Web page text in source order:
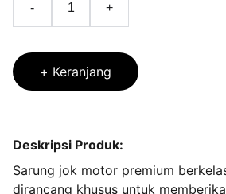
- +
+ Keranjang
Deskripsi Produk:
Sarung jok motor premium
dirancang khusus untuk